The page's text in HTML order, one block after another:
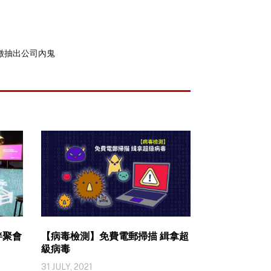
抽出公司內鬼
聚會
【病毒檢測】免費電郵掃描 緝拿超
級病毒
31 JULY, 2021